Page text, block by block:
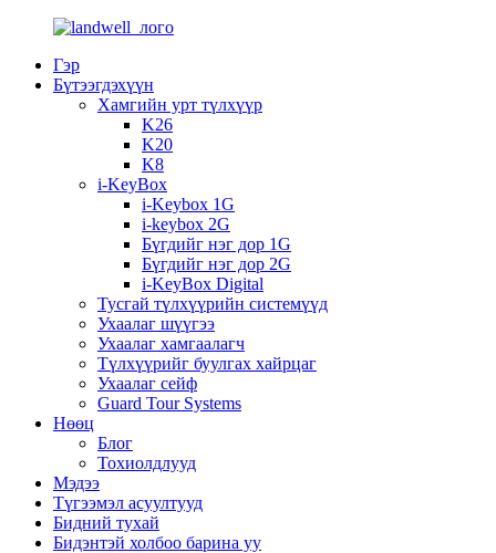
Гэр
Бүтээгдэхүүн
Хамгийн урт түлхүүр
K26
K20
K8
i-KeyBox
i-Keybox 1G
i-keybox 2G
Бүгдийг нэг дор 1G
Бүгдийг нэг дор 2G
i-KeyBox Digital
Тусгай түлхүүрийн системүүд
Ухаалаг шүүгээ
Ухаалаг хамгаалагч
Түлхүүрийг буулгах хайрцаг
Ухаалаг сейф
Guard Tour Systems
Нөөц
Блог
Тохиолдлууд
Мэдээ
Түгээмэл асуултууд
Бидний тухай
Бидэнтэй холбоо барина уу